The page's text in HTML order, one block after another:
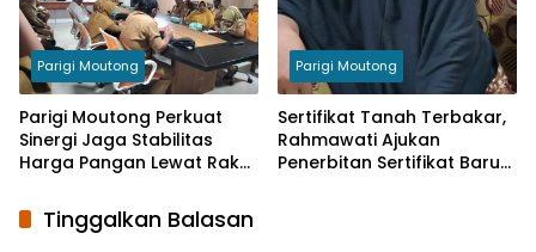
Parigi Moutong
Parigi Moutong Perkuat
Sinergi Jaga Stabilitas
Harga Pangan Lewat Rakor
Parigi Moutong
Sertifikat Tanah Terbakar,
Rahmawati Ajukan
Penerbitan Sertifikat Baru
Tinggalkan Balasan